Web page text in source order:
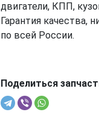
двигатели, КПП,
Гарантия качества,
по всей России.
Поделиться